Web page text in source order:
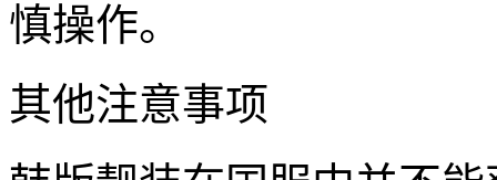
慎操作。
其他注意事项